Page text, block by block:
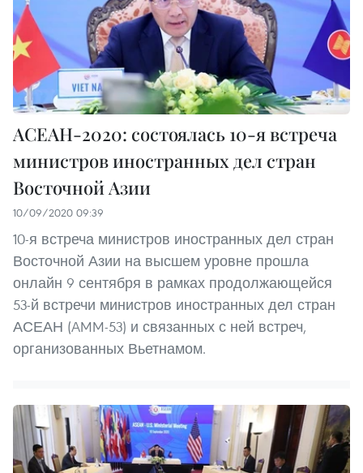
АСЕАН-2020: состоялась 10-я встреча
министров иностранных дел стран
Восточной Азии
10/09/2020 09:39
10-я встреча министров иностранных дел стран
Восточной Азии на высшем уровне прошла
онлайн 9 сентября в рамках продолжающейся
53-й встречи министров иностранных дел стран
АСЕАН (AMM-53) и связанных с ней встреч,
организованных Вьетнамом.